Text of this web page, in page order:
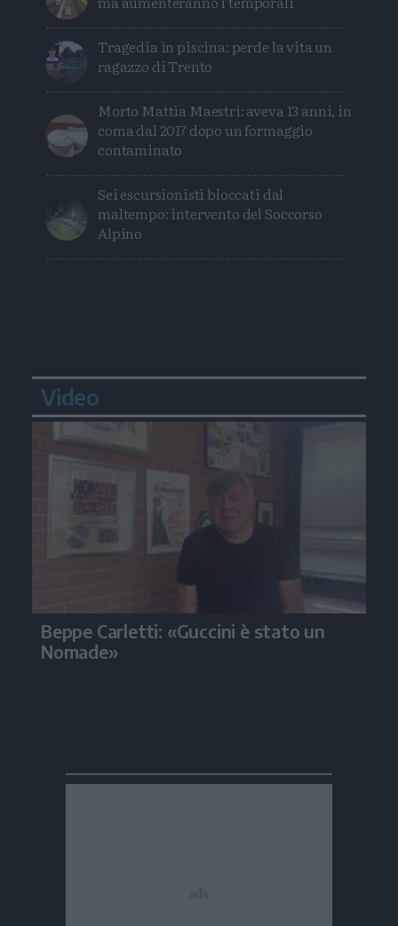
Tragedia in piscina: perde la vita un
ragazzo di Trento
Morto Mattia Maestri: aveva 13 anni, in
coma dal 2017 dopo un formaggio
contaminato
Sei escursionisti bloccati dal
maltempo: intervento del Soccorso
Alpino
Video
Beppe Carletti: «Guccini è stato un
Nomade»